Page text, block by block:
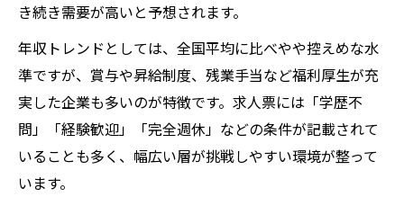
き続き需要が高いと予想されます。
年収トレンドとしては、全国平均に比べやや控えめな水
準ですが、賞与や昇給制度、残業手当など福利厚生が充
実した企業も多いのが特徴です。求人票には「学歴不
問」「経験歓迎」「完全週休」などの条件が記載されて
いることも多く、幅広い層が挑戦しやすい環境が整って
います。